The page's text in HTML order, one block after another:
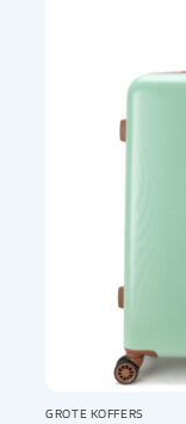
GROTE KOFFERS